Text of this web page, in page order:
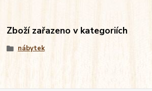
Zboží zařazeno v kategoriích
nábytek